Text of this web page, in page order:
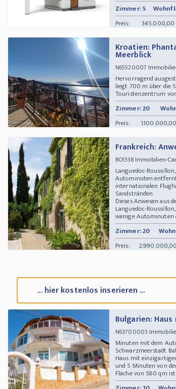
Zimmer: 5
Preis:
345.000,00
Kroatien:
Meerblick
N65520007
Hervorragend
liegt 700 m über die
Touristenzentrum
Zimmer: 20
Preis:
Frankreich:
BO1338Immobilien-
Languedoc-
Autominuten
internationalen
Sandstränden
Dieses Anwesen aus
Languedoc-
wenige Autominuten
Zimmer: 20
Preis:
... hier kostenlos inserieren ...
Bulgarien:
N63700003
Minuten mit dem
Schwarzmeerstadt
Haus mit
und 5 Minuten von
Fläche von 580 qm